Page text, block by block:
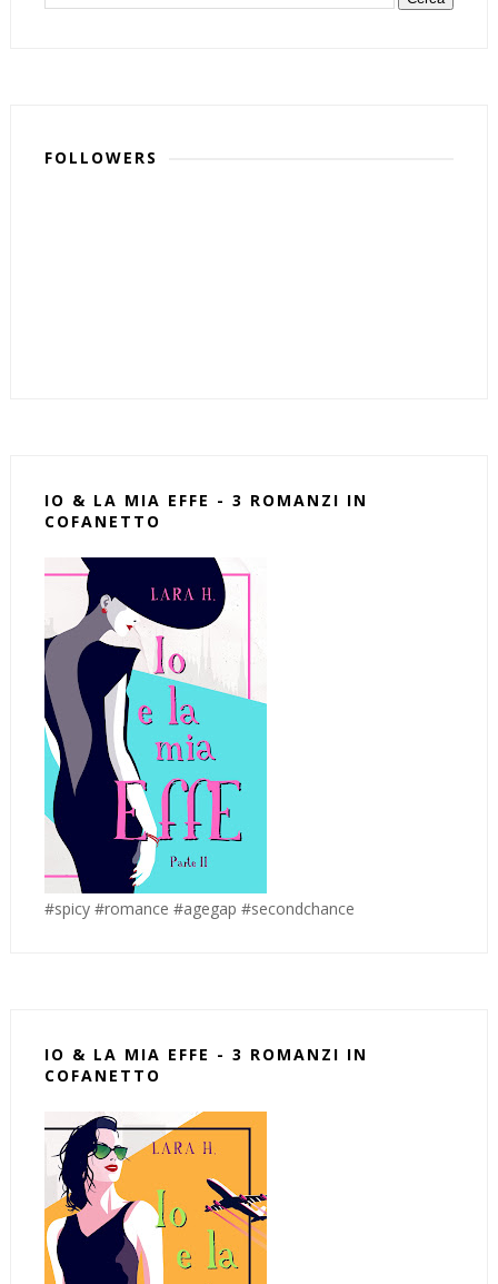
FOLLOWERS
IO & LA MIA EFFE - 3 ROMANZI IN
COFANETTO
#spicy #romance #agegap #secondchance
IO & LA MIA EFFE - 3 ROMANZI IN
COFANETTO